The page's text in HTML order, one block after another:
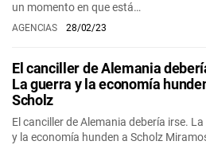
un momento en que está…
AGENCIAS 28/02/23
El canciller de Alemania
La guerra y la economía
Scholz
El canciller de Alemania debería irse.
y la economía hunden a Scholz